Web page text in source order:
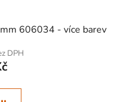
606034 - více barev
DPH